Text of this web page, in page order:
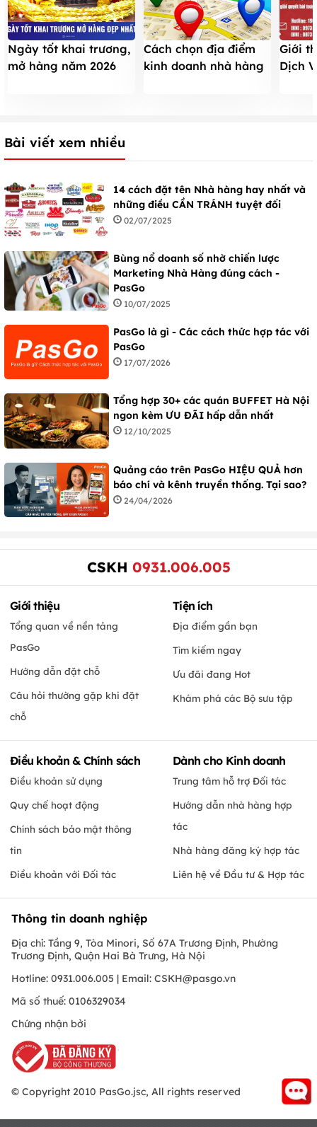
Ngày tốt khai trương,
mở hàng năm 2026
Cách chọn địa điểm
kinh doanh nhà hàng
Giới
Dịch
Bài viết xem nhiều
14 cách đặt tên Nhà hàng hay nhất và
những điều CẦN TRÁNH tuyệt đối
02/07/2025
Bùng nổ doanh số nhờ chiến lược
Marketing Nhà Hàng đúng cách -
PasGo
10/07/2025
PasGo là gì - Các cách thức hợp tác với
PasGo
17/07/2026
Tổng hợp 30+ các quán BUFFET Hà Nội
ngon kèm ƯU ĐÃI hấp dẫn nhất
12/10/2025
Quảng cáo trên PasGo HIỆU QUẢ hơn
báo chí và kênh truyền thống. Tại sao?
24/04/2026
CSKH 0931.006.005
Giới thiệu
Tổng quan về nền tảng
PasGo
Hướng dẫn đặt chỗ
Câu hỏi thường gặp khi đặt
chỗ
Tiện ích
Địa điểm gần bạn
Tìm kiếm ngay
Ưu đãi đang Hot
Khám phá các Bộ sưu tập
Điều khoản & Chính sách
Điều khoản sử dụng
Quy chế hoạt động
Chính sách bảo mật thông
tin
Điều khoản với Đối tác
Dành cho Kinh doanh
Trung tâm hỗ trợ Đối tác
Hướng dẫn nhà hàng hợp
tác
Nhà hàng đăng ký hợp tác
Liên hệ về Đầu tư & Hợp tác
Thông tin doanh nghiệp
Địa chỉ: Tầng 9, Tòa Minori, Số 67A Trương Định, Phường
Trương Định, Quận Hai Bà Trưng, Hà Nội
Hotline: 0931.006.005 | Email: CSKH@pasgo.vn
Mã số thuế: 0106329034
Chứng nhận bởi
© Copyright 2010 PasGo.jsc, All rights reserved